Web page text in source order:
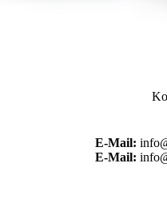
E-Mail:
E-Mail: